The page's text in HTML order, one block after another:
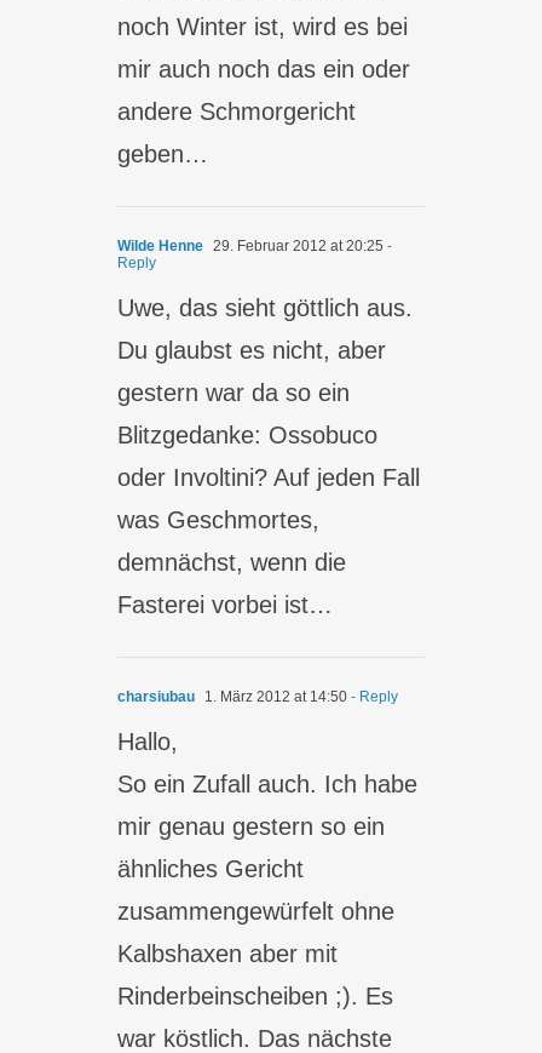
noch Winter ist, wird es bei
mir auch noch das ein oder
andere Schmorgericht
geben…
Wilde Henne 29. Februar 2012 at 20:25 -
Reply
Uwe, das sieht göttlich aus.
Du glaubst es nicht, aber
gestern war da so ein
Blitzgedanke: Ossobuco
oder Involtini? Auf jeden Fall
was Geschmortes,
demnächst, wenn die
Fasterei vorbei ist…
charsiubau 1. März 2012 at 14:50 - Reply
Hallo,
So ein Zufall auch. Ich habe
mir genau gestern so ein
ähnliches Gericht
zusammengewürfelt ohne
Kalbshaxen aber mit
Rinderbeinscheiben ;). Es
war köstlich. Das nächste